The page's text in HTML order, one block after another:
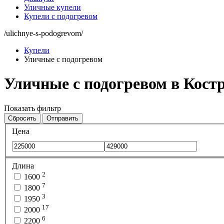
Уличные купели
Купели с подогревом
/ulichnye-s-podogrevom/
Купели
Уличные с подогревом
Уличные с подогревом в
Показать фильтр
Сбросить Отправить
Цена
Длина
1600 2
1800 7
1950 3
2000 17
2200 6